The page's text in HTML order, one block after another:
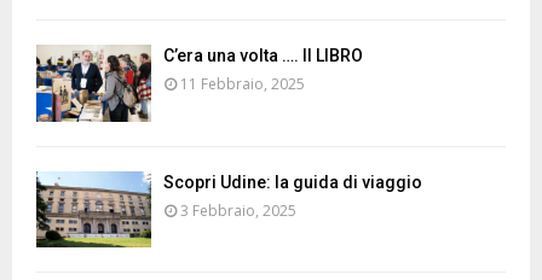
C’era una volta …. Il LIBRO
11 Febbraio, 2025
Scopri Udine: la guida di viaggio
3 Febbraio, 2025